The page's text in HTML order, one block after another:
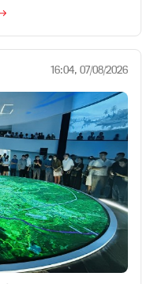
16:04, 07/08/2026